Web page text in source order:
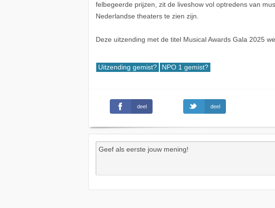
felbegeerde prijzen, zit de liveshow vol optredens van
Nederlandse theaters te zien zijn.
Deze uitzending met de titel Musical Awards Gala 2025
Uitzending gemist? NPO 1 gemist?
deel deel